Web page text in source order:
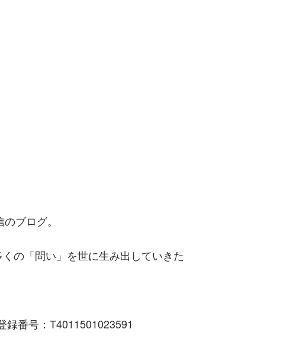
ブログ。
の「問い」を世に生み出していきた
番号：T4011501023591